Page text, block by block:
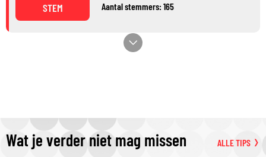
STEM Aantal stemmers: 165
Wat je verder niet mag missen ALLE TIPS